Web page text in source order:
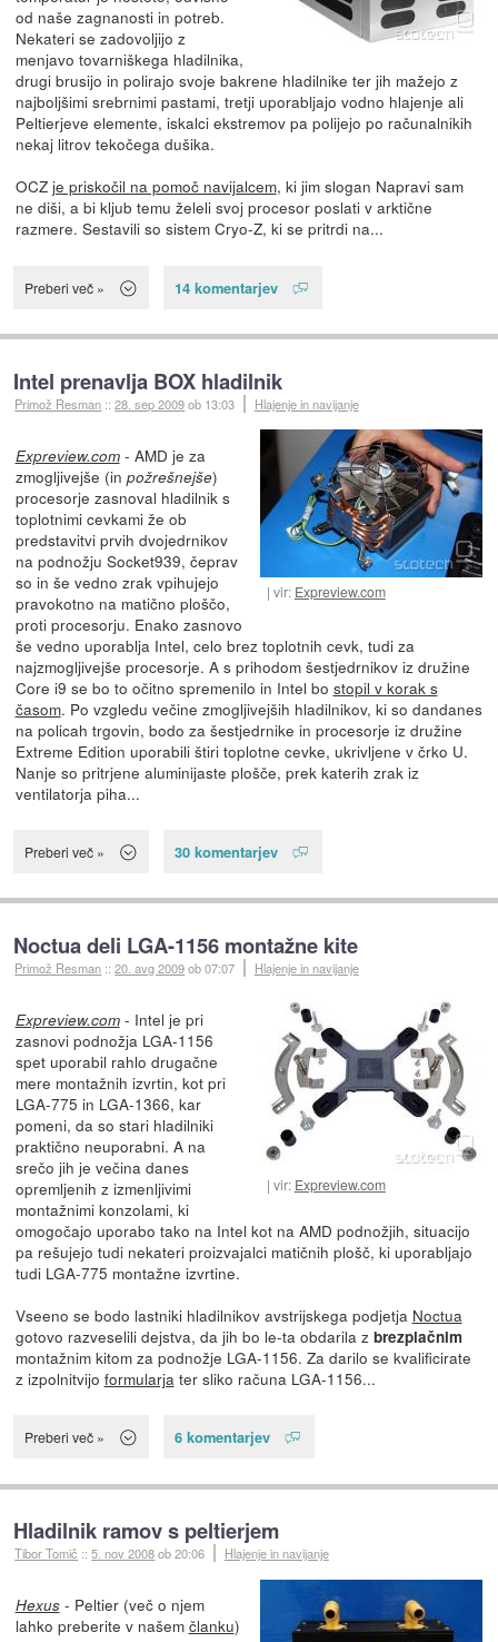
od naše zagnanosti in potreb.
Nekateri se zadovoljijo z
menjavo tovarniškega hladilnika,
drugi brusijo in polirajo svoje bakrene hladilnike ter jih mažejo z
najboljšimi srebrnimi pastami, tretji uporabljajo vodno hlajenje ali
Peltierjeve elemente, iskalci ekstremov pa polijejo po računalnikih
nekaj litrov tekočega dušika.
OCZ je priskočil na pomoč navijalcem, ki jim slogan Napravi sam
ne diši, a bi kljub temu želeli svoj procesor poslati v arktične
razmere. Sestavili so sistem Cryo-Z, ki se pritrdi na...
Preberi več » 14 komentarjev
Intel prenavlja BOX hladilnik
Primož Resman ::28. sep 2009ob 13:03 Hlajenje in navijanje
vir: Expreview.com
Expreview.com- AMD je za
zmogljivejše (in požrešnejše)
procesorje zasnoval hladilnik s
toplotnimi cevkami že ob
predstavitvi prvih dvojedrnikov
na podnožju Socket939, čeprav
so in še vedno zrak vpihujejo
pravokotno na matično ploščo,
proti procesorju. Enako zasnovo
še vedno uporablja Intel, celo brez toplotnih cevk, tudi za
najzmogljivejše procesorje. A s prihodom šestjedrnikov iz družine
Core i9 se bo to očitno spremenilo in Intel bo stopil v korak s
časom. Po vzgledu večine zmogljivejših hladilnikov, ki so dandanes
na policah trgovin, bodo za šestjedrnike in procesorje iz družine
Extreme Edition uporabili štiri toplotne cevke, ukrivljene v črko U.
Nanje so pritrjene aluminijaste plošče, prek katerih zrak iz
ventilatorja piha...
Preberi več » 30 komentarjev
Noctua deli LGA-1156 montažne kite
Primož Resman ::20. avg 2009ob 07:07 Hlajenje in navijanje
vir: Expreview.com
Expreview.com- Intel je pri
zasnovi podnožja LGA-1156
spet uporabil rahlo drugačne
mere montažnih izvrtin, kot pri
LGA-775 in LGA-1366, kar
pomeni, da so stari hladilniki
praktično neuporabni. A na
srečo jih je večina danes
opremljenih z izmenljivimi
montažnimi konzolami, ki
omogočajo uporabo tako na Intel kot na AMD podnožjih, situacijo
pa rešujejo tudi nekateri proizvajalci matičnih plošč, ki uporabljajo
tudi LGA-775 montažne izvrtine.
Vseeno se bodo lastniki hladilnikov avstrijskega podjetja Noctua
gotovo razveselili dejstva, da jih bo le-ta obdarila z brezplačnim
montažnim kitom za podnožje LGA-1156. Za darilo se kvalificirate
z izpolnitvijo formularja ter sliko računa LGA-1156...
Preberi več » 6 komentarjev
Hladilnik ramov s peltierjem
Tibor Tomič ::5. nov 2008ob 20:06 Hlajenje in navijanje
Hexus- Peltier (več o njem
lahko preberite v našem članku)